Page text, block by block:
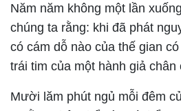
Năm năm không một lần
chúng ta rằng: khi đã phát
có cám dỗ nào của thế gian
trái tim của một hành giả chân
Mười lăm phút ngủ mỗi đêm